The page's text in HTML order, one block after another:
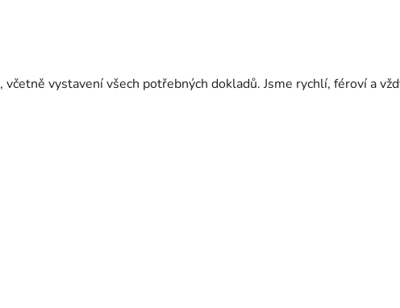
, včetně vystavení všech potřebných dokladů. Jsme rychlí, féroví a